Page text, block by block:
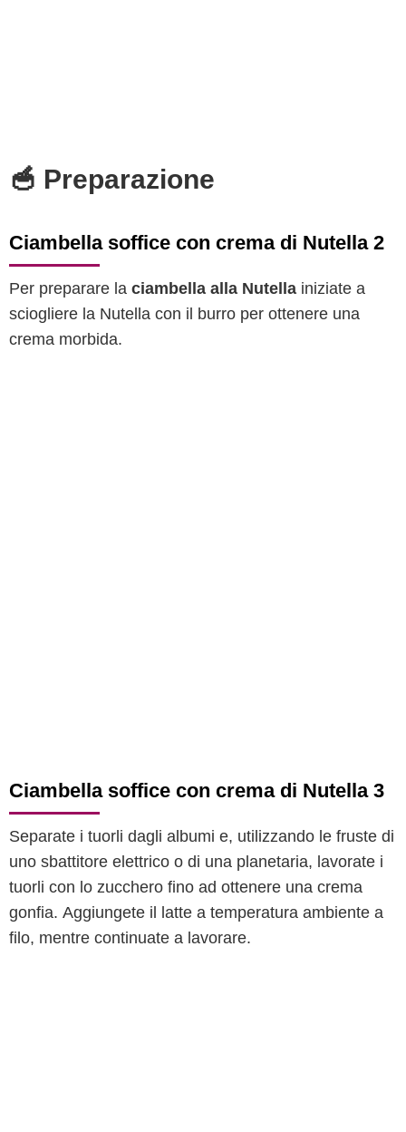
🥣 Preparazione
Ciambella soffice con crema di Nutella 2
Per preparare la ciambella alla Nutella iniziate a
sciogliere la Nutella con il burro per ottenere una
crema morbida.
Ciambella soffice con crema di Nutella 3
Separate i tuorli dagli albumi e, utilizzando le fruste di
uno sbattitore elettrico o di una planetaria, lavorate i
tuorli con lo zucchero fino ad ottenere una crema
gonfia. Aggiungete il latte a temperatura ambiente a
filo, mentre continuate a lavorare.